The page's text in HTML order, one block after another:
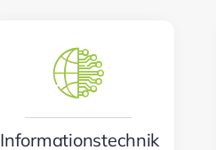
Informationstechnik